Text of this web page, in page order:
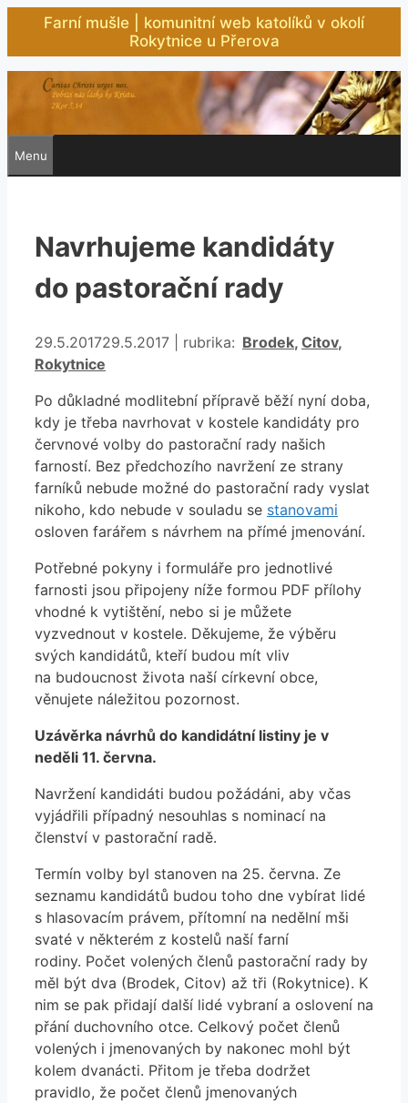
Přeskočit
obsah
Farní mušle | komunitní web katolíků v okolí
Rokytnice u Přerova
Menu
Navrhujeme kandidáty
do pastorační rady
29.5.201729.5.2017 rubrika: Rubriky
Brodek, Citov,
Rokytnice
Po důkladné modlitební přípravě běží nyní doba,
kdy je třeba navrhovat v kostele kandidáty pro
červnové volby do pastorační rady našich
farností. Bez předchozího navržení ze strany
farníků nebude možné do pastorační rady vyslat
nikoho, kdo nebude v souladu se stanovami
osloven farářem s návrhem na přímé jmenování.
Potřebné pokyny i formuláře pro jednotlivé
farnosti jsou připojeny níže formou PDF přílohy
vhodné k vytištění, nebo si je můžete
vyzvednout v kostele. Děkujeme, že výběru
svých kandidátů, kteří budou mít vliv
na budoucnost života naší církevní obce,
věnujete náležitou pozornost.
Uzávěrka návrhů do kandidátní listiny je v
neděli 11. června.
Navržení kandidáti budou požádáni, aby včas
vyjádřili případný nesouhlas s nominací na
členství v pastorační radě.
Termín volby byl stanoven na 25. června. Ze
seznamu kandidátů budou toho dne vybírat lidé
s hlasovacím právem, přítomní na nedělní mši
svaté v některém z kostelů naší farní
rodiny. Počet volených členů pastorační rady by
měl být dva (Brodek, Citov) až tři (Rokytnice). K
nim se pak přidají další lidé vybraní a oslovení na
přání duchovního otce. Celkový počet členů
volených i jmenovaných by nakonec mohl být
kolem dvanácti. Přitom je třeba dodržet
pravidlo, že počet členů jmenovaných